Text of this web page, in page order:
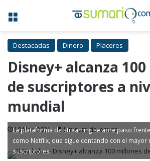
Menú
Destacadas Dinero Placeres
Disney+ alcanza
de suscriptores a
mundial
10 Mar, 2021 1 minuto de lectura
La plataforma de streaming se abre paso
como Netflix, que sigue contando con el mayor
suscriptores